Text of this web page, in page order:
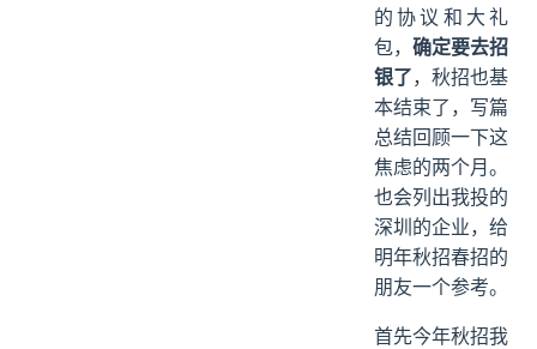
的协议和大礼
包， 确定要去招
银了，秋招也基
本结束了，写篇
总结回顾一下这
焦虑的两个月。
也会列出我投的
深圳的企业，给
明年秋招春招的
朋友一个参考。
首先今年秋招我